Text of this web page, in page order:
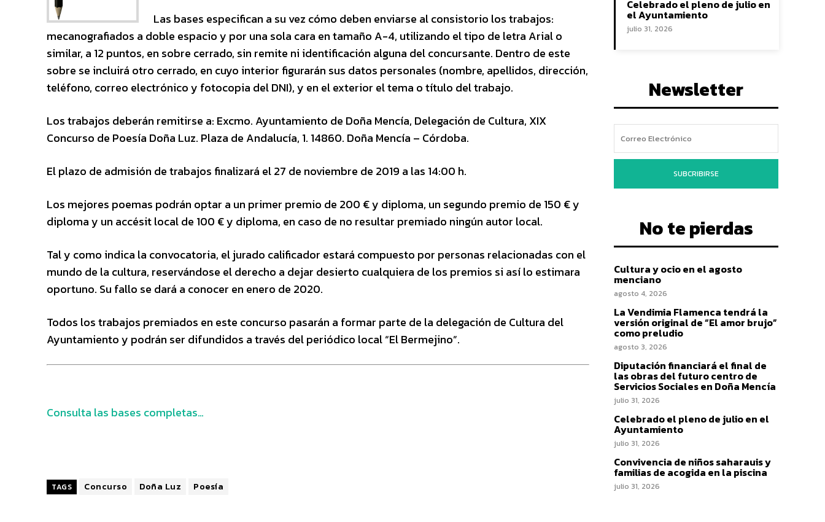
Las bases especifican a su vez cómo deben enviarse al consistorio los trabajos:
mecanografiados a doble espacio y por una sola cara en tamaño A-4, utilizando el tipo de letra Arial o
similar, a 12 puntos, en sobre cerrado, sin remite ni identificación alguna del concursante. Dentro de este
sobre se incluirá otro cerrado, en cuyo interior figurarán sus datos personales (nombre, apellidos, dirección,
teléfono, correo electrónico y fotocopia del DNI), y en el exterior el tema o título del trabajo.
Los trabajos deberán remitirse a: Excmo. Ayuntamiento de Doña Mencía, Delegación de Cultura, XIX
Concurso de Poesía Doña Luz. Plaza de Andalucía, 1. 14860. Doña Mencía – Córdoba.
El plazo de admisión de trabajos finalizará el 27 de noviembre de 2019 a las 14:00 h.
Los mejores poemas podrán optar a un primer premio de 200 € y diploma, un segundo premio de 150 € y
diploma y un accésit local de 100 € y diploma, en caso de no resultar premiado ningún autor local.
Tal y como indica la convocatoria, el jurado calificador estará compuesto por personas relacionadas con el
mundo de la cultura, reservándose el derecho a dejar desierto cualquiera de los premios si así lo estimara
oportuno. Su fallo se dará a conocer en enero de 2020.
Todos los trabajos premiados en este concurso pasarán a formar parte de la delegación de Cultura del
Ayuntamiento y podrán ser difundidos a través del periódico local “El Bermejino”.
Consulta las bases completas…
TAGS Concurso Doña Luz Poesía
Celebrado el pleno de julio en
el Ayuntamiento
julio 31, 2026
Newsletter
SUBCRIBIRSE
No te pierdas
Cultura y ocio en el agosto
menciano
agosto 4, 2026
La Vendimia Flamenca tendrá la
versión original de “El amor brujo”
como preludio
agosto 3, 2026
Diputación financiará el final de
las obras del futuro centro de
Servicios Sociales en Doña Mencía
julio 31, 2026
Celebrado el pleno de julio en el
Ayuntamiento
julio 31, 2026
Convivencia de niños saharauis y
familias de acogida en la piscina
julio 31, 2026